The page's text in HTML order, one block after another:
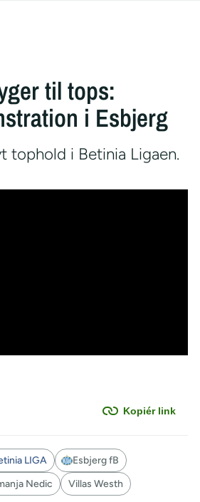
til tops:
i Esbjerg
tophold i Betinia Ligaen.
Kopiér link
LIGA
Esbjerg fB
Nedic Villas Westh